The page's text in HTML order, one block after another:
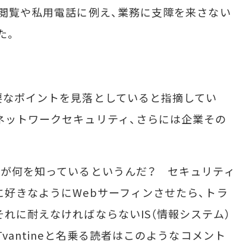
や私用電話に例え、業務に支障を来さない
ポイントを見落としていると指摘してい
トワークセキュリティ、さらには企業その
何を知っているというんだ？ セキュリティ
きなようにWebサーフィンさせたら、トラ
に耐えなければならないIS（情報システム）
と名乗る読者はこのようなコメント